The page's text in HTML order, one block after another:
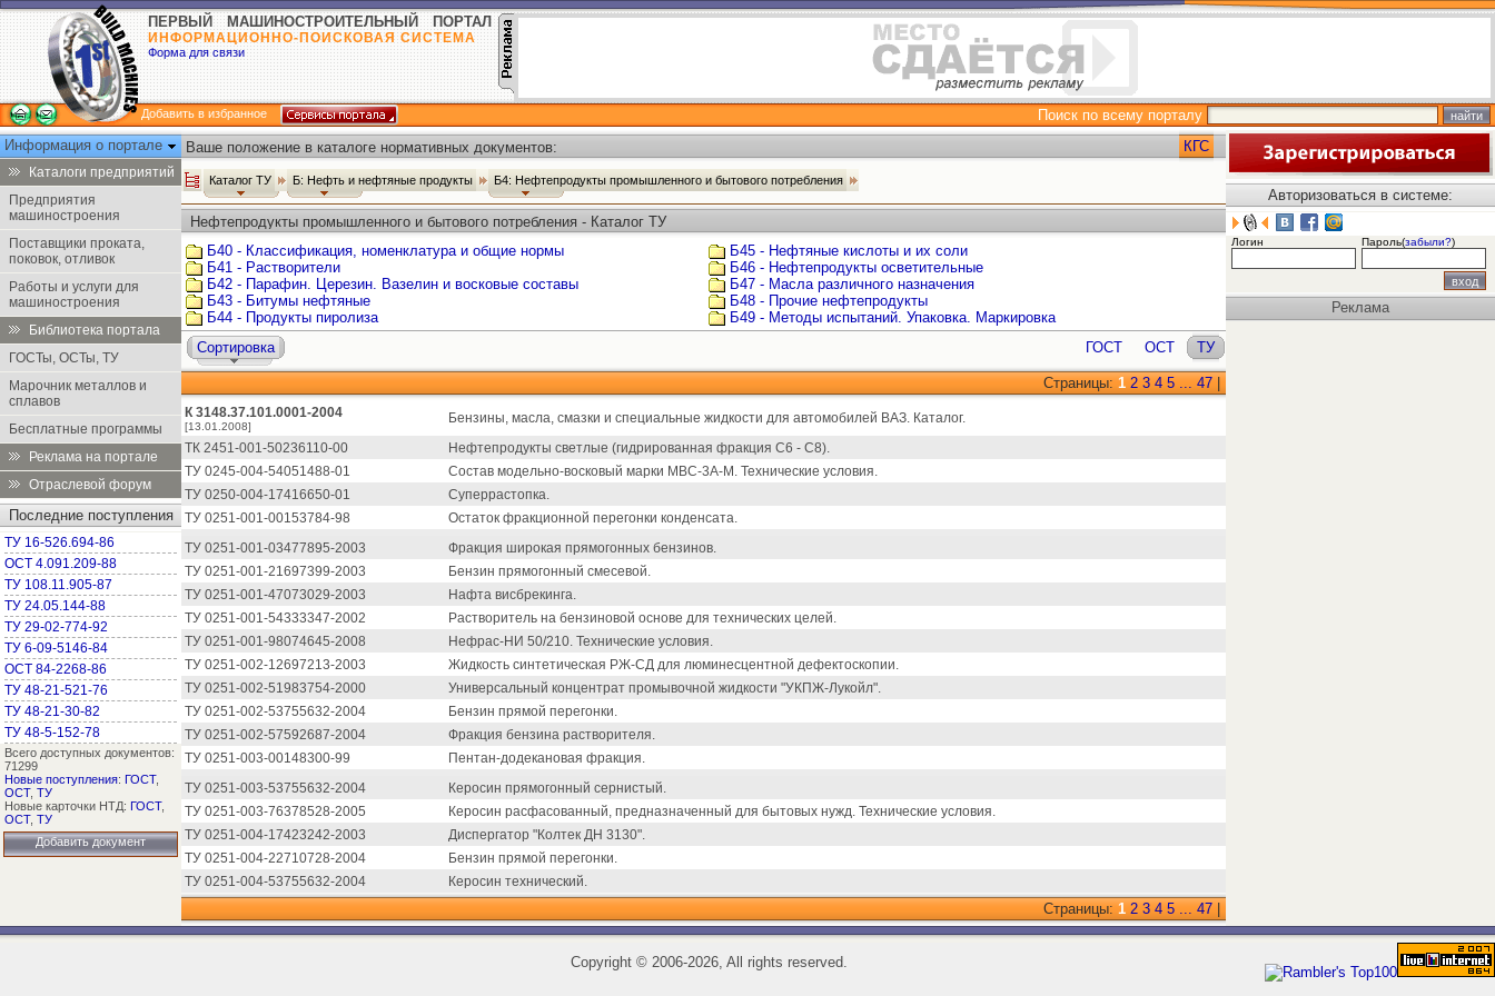
ПЕРВЫЙ МАШИНОСТРОИТЕЛЬНЫЙ ПОРТАЛ
ИНФОРМАЦИОННО-ПОИСКОВАЯ СИСТЕМА
Форма для связи
Добавить в избранное
Поиск по всему порталу
Информация о портале
Каталоги предприятий
Предприятия
машиностроения
Поставщики проката,
поковок, отливок
Работы и услуги для
машиностроения
Библиотека портала
ГОСТы, ОСТы, ТУ
Марочник металлов и
сплавов
Бесплатные программы
Реклама на портале
Отраслевой форум
Последние поступления
ТУ 16-526.694-86
ОСТ 4.091.209-88
ТУ 108.11.905-87
ТУ 24.05.144-88
ТУ 29-02-774-92
ТУ 6-09-5146-84
ОСТ 84-2268-86
ТУ 48-21-521-76
ТУ 48-21-30-82
ТУ 48-5-152-78
Всего доступных документов:
71299
Новые поступления: ГОСТ,
ОСТ, ТУ
Новые карточки НТД: ГОСТ,
ОСТ, ТУ
Добавить документ
Ваше положение в каталоге нормативных документов: КГС
Каталог ТУ Б: Нефть и нефтяные продукты Б4: Нефтепродукты промышленного и бытового потребления
Нефтепродукты промышленного и бытового потребления - Каталог ТУ
Б40 - Классификация, номенклатура и общие нормы
Б41 - Растворители
Б42 - Парафин. Церезин. Вазелин и восковые составы
Б43 - Битумы нефтяные
Б44 - Продукты пиролиза
Б45 - Нефтяные кислоты и их соли
Б46 - Нефтепродукты осветительные
Б47 - Масла различного назначения
Б48 - Прочие нефтепродукты
Б49 - Методы испытаний. Упаковка. Маркировка
Сортировка
ГОСТ ОСТ ТУ
Страницы: 1 2 3 4 5 ... 47
К 3148.37.101.0001-2004
[13.01.2008]
Бензины, масла, смазки и специальные жидкости для автомобилей ВАЗ. Каталог.
ТК 2451-001-50236110-00
Нефтепродукты светлые (гидрированная фракция С6 - С8).
ТУ 0245-004-54051488-01
Состав модельно-восковый марки МВС-3А-М. Технические условия.
ТУ 0250-004-17416650-01
Суперрастопка.
ТУ 0251-001-00153784-98
Остаток фракционной перегонки конденсата.
ТУ 0251-001-03477895-2003
Фракция широкая прямогонных бензинов.
ТУ 0251-001-21697399-2003
Бензин прямогонный смесевой.
ТУ 0251-001-47073029-2003
Нафта висбрекинга.
ТУ 0251-001-54333347-2002
Растворитель на бензиновой основе для технических целей.
ТУ 0251-001-98074645-2008
Нефрас-НИ 50/210. Технические условия.
ТУ 0251-002-12697213-2003
Жидкость синтетическая РЖ-СД для люминесцентной дефектоскопии.
ТУ 0251-002-51983754-2000
Универсальный концентрат промывочной жидкости "УКПЖ-Лукойл".
ТУ 0251-002-53755632-2004
Бензин прямой перегонки.
ТУ 0251-002-57592687-2004
Фракция бензина растворителя.
ТУ 0251-003-00148300-99
Пентан-додекановая фракция.
ТУ 0251-003-53755632-2004
Керосин прямогонный сернистый.
ТУ 0251-003-76378528-2005
Керосин расфасованный, предназначенный для бытовых нужд. Технические условия.
ТУ 0251-004-17423242-2003
Диспергатор "Колтек ДН 3130".
ТУ 0251-004-22710728-2004
Бензин прямой перегонки.
ТУ 0251-004-53755632-2004
Керосин технический.
Страницы: 1 2 3 4 5 ... 47
Авторизоваться в системе:
Логин Пароль(забыли?)
Реклама
Copyright ©2006-2026, All rights reserved.